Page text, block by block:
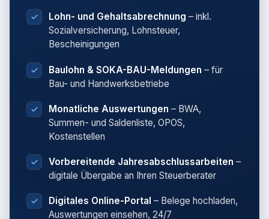
Lohn- und Gehaltsabrechnung – inkl.
Sozialversicherung, Lohnsteuer,
Bescheinigungen
Baulohn & SOKA-BAU-Meldungen – für
Bau- und Handwerksbetriebe
Monatliche Auswertungen – BWA,
Summen- und Saldenliste, OPOS,
Kostenstellen
Vorbereitende Jahresabschlussarbeiten –
digitale Übergabe an Ihren Steuerberater
Digitales Online-Portal – Belege hochladen,
Auswertungen einsehen, 24/7